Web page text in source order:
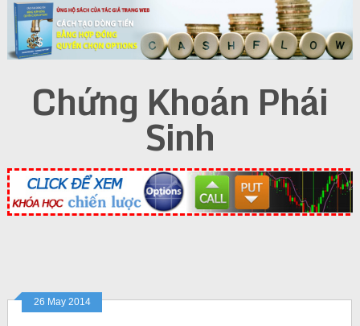
Chứng Khoán Phái
Sinh
26 May 2014